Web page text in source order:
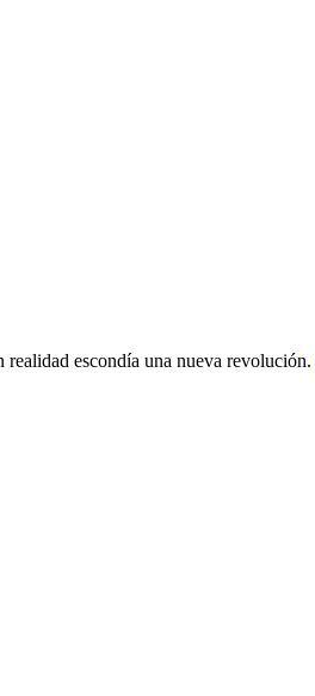
escondía una nueva revolución.